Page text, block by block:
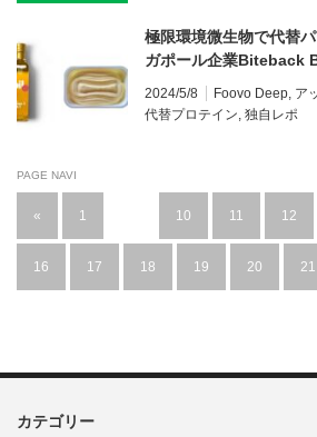
極限環境微生物で代替
ガポール企業Biteback
者インタビュー
2024/5/8 Foovo Deep, ア
代替プロテイン, 独自レポ
PAGE NAVI
« 1 10 11 12
16 17 18 19 20 21
カテゴリー